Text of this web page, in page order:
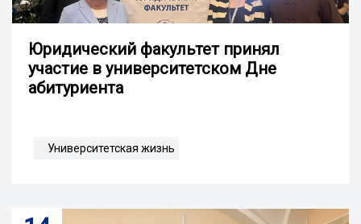
Юридический факультет принял
участие в университетском Дне
абитуриента
Университетская жизнь